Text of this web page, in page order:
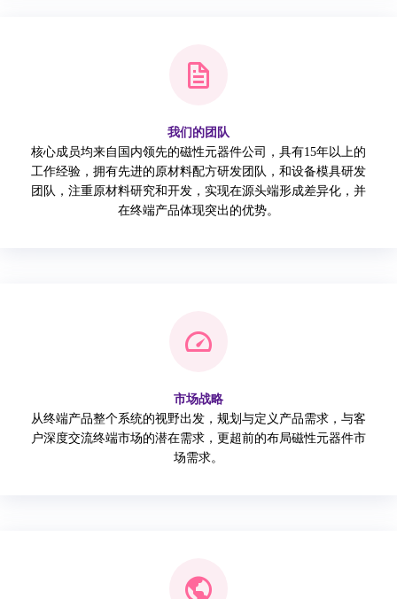
我们的团队
核心成员均来自国内领先的磁性元器件公司，具有15年以上的
工作经验，拥有先进的原材料配方研发团队，和设备模具研发
团队，注重原材料研究和开发，实现在源头端形成差异化，并
在终端产品体现突出的优势。
市场战略
从终端产品整个系统的视野出发，规划与定义产品需求，与客
户深度交流终端市场的潜在需求，更超前的布局磁性元器件市
场需求。